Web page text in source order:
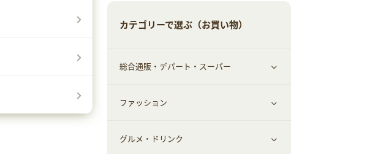
カテゴリーで選ぶ（お買い物）
総合通販・デパート・スーパー
すべて見る
総合通販
ファッション
すべて見る
グルメ・ドリンク